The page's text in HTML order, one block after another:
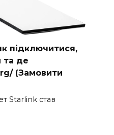
підключитися,
та де
(Замовити
Starlink став